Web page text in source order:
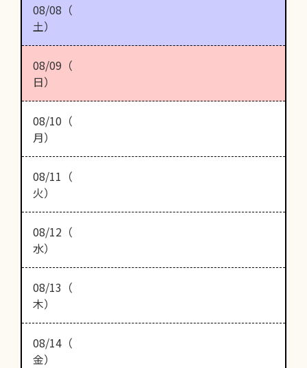
08/08（
土）
08/09（
日）
08/10（
月）
08/11（
火）
08/12（
水）
08/13（
木）
08/14（
金）